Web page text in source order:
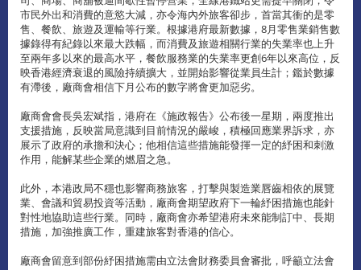
市民外出和消費的意慾大減，亦令海內外旅客卻步，首當其衝的是零
售、餐飲、旅遊及運輸等行業。根據港府最新數據，8月零售業銷售數
據錄得有紀錄以來最大跌幅，而消費及旅遊相關行業的失業率也上升
至兩年多以來的最高水平，餐飲服務業的失業率更創6年以來高位，反
映香港經濟衰退的風險持續擴大，並開始影響從業員生計；鑑於數據
有滯後，廠商會相信下月公布的數字將會更加惡劣。
廠商會會長吳宏斌指，港府在《施政報告》公布後一星期，兩度推出
支援措施，反映當局意識到目前情況的嚴峻，積極回應業界訴求，亦
展示了政府的承擔和決心；他相信這些措施能發揮一定的紓困和刺激
作用，能解某些企業的燃眉之急。
此外，本港政局不穩也影響商務旅客，打擊與製造業唇齒相依的展覽
業、會議和貿易投資等活動，廠商會期望政府下一輪紓困措施也能針
對性地協助這些行業。同時，廠商會亦希望港府未來能制訂中、長期
措施，加強推廣工作，重建旅客對香港的信心。
廠商會留意到部份紓困措施需由立法會財務委員會審批，呼籲立法會